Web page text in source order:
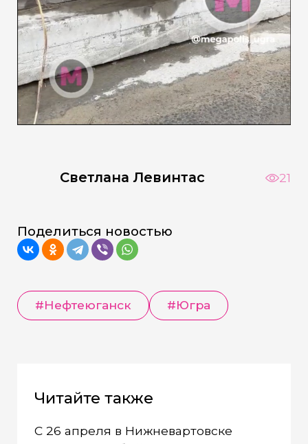
Светлана Левинтас 21
Поделиться новостью
#Нефтеюганск #Югра
Читайте также
С 26 апреля в Нижневартовске